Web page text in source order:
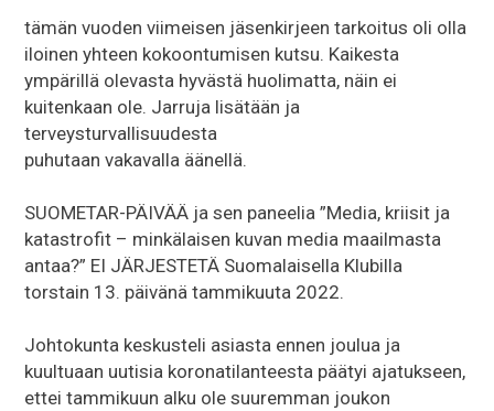
tämän vuoden viimeisen jäsenkirjeen tarkoitus oli olla
iloinen yhteen kokoontumisen kutsu. Kaikesta
ympärillä olevasta hyvästä huolimatta, näin ei
kuitenkaan ole. Jarruja lisätään ja
terveysturvallisuudesta
puhutaan vakavalla äänellä.
SUOMETAR-PÄIVÄÄ ja sen paneelia ”Media, kriisit ja
katastrofit – minkälaisen kuvan media maailmasta
antaa?” EI JÄRJESTETÄ Suomalaisella Klubilla
torstain 13. päivänä tammikuuta 2022.
Johtokunta keskusteli asiasta ennen joulua ja
kuultuaan uutisia koronatilanteesta päätyi ajatukseen,
ettei tammikuun alku ole suuremman joukon